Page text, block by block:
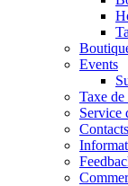
Events
Taxe
Service